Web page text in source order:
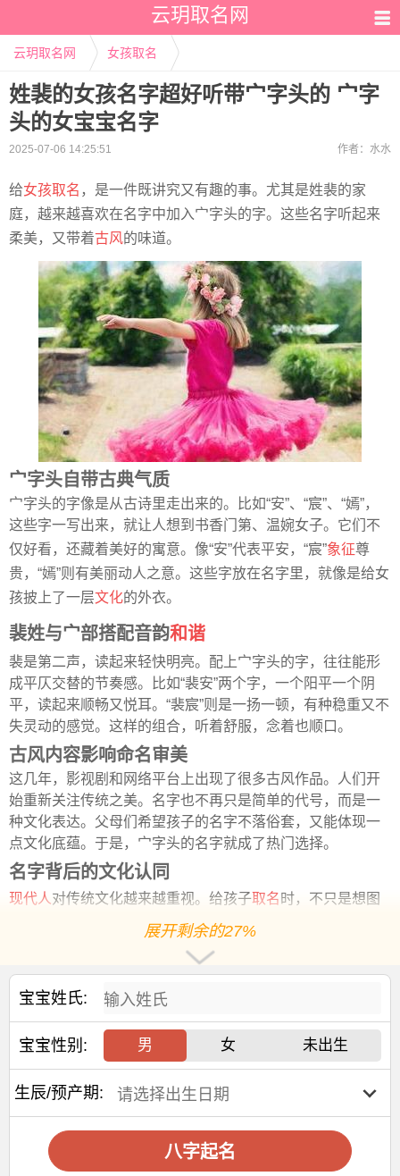
云玥取名网
云玥取名网 女孩取名
姓裴的女孩名字超好听带宀字头的 宀字
头的女宝宝名字
2025-07-06 14:25:51 作者： 水水
给女孩取名 ，是一件既讲究又有趣的事。尤其是姓裴的家
庭，越来越喜欢在名字中加入宀字头的字。这些名字听起来
柔美，又带着古风的味道。
宀字头自带古典气质
宀字头的字像是从古诗里走出来的。比如“安”、“宸”、“嫣”，
这些字一写出来，就让人想到书香门第、温婉女子。它们不
仅好看，还藏着美好的寓意。像“安”代表平安，“宸”象征尊
贵，“嫣”则有美丽动人之意。这些字放在名字里，就像是给女
孩披上了一层文化的外衣。
裴姓与宀部搭配音韵和谐
裴是第二声，读起来轻快明亮。配上宀字头的字，往往能形
成平仄交替的节奏感。比如“裴安”两个字，一个阳平一个阴
平，读起来顺畅又悦耳。“裴宸”则是一扬一顿，有种稳重又不
失灵动的感觉。这样的组合，听着舒服，念着也顺口。
古风内容影响命名审美
这几年，影视剧和网络平台上出现了很多古风作品。人们开
始重新关注传统之美。名字也不再只是简单的代号，而是一
种文化表达。父母们希望孩子的名字不落俗套，又能体现一
点文化底蕴。于是，宀字头的名字就成了热门选择。
名字背后的文化认同
现代人对传统文化越来越重视。给孩子取名时，不只是想图
个吉利，更希望名字能承载一些历史和情感。宀字头的名字
正好符合这种心理。它让人联想到古籍、诗词、礼仪，也让
人感受到一种来自过去的温柔力量。
选字要讲究声调搭配
取名不是随便挑个好看的字就行。发音也很重要。比如“裴”是
二声，适合搭配一声或三声的字。这样念起来不会拗口，也
不会太单调。像“裴嫣”就是二声加一声，语调上扬，听着很舒
服。“裴宸”是二声加二声，虽然都是升调，但因为字义不同，
结合诗词典故更有意境
好的名字，不只是好听，还要有意境。可以从《诗经》《楚
展开剩余的27%
宝宝姓氏:
宝宝性别: 男 女 未出生
生辰/预产期:
八字起名